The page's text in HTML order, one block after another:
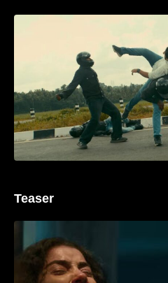
Teaser
‘ജെഎസ്‌കെ’
വേഷത്തിൽ